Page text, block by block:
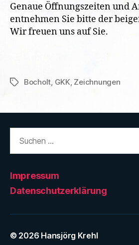
Genaue Öffnungszeiten und
entnehmen Sie bitte der
Wir freuen uns auf Sie.
Schlagwörter
Bocholt, GKK, Zeichnungen
nach:
Impressum
Datenschutzerklärung
© 2026 Hansjörg Krehl